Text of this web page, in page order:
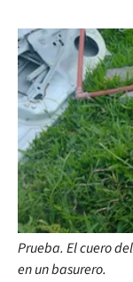
Prueba. El cuero
en un basurero.